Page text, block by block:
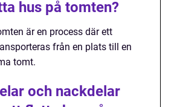
hus på tomten?
är en process där ett
från en plats till en
tomt.
och nackdelar